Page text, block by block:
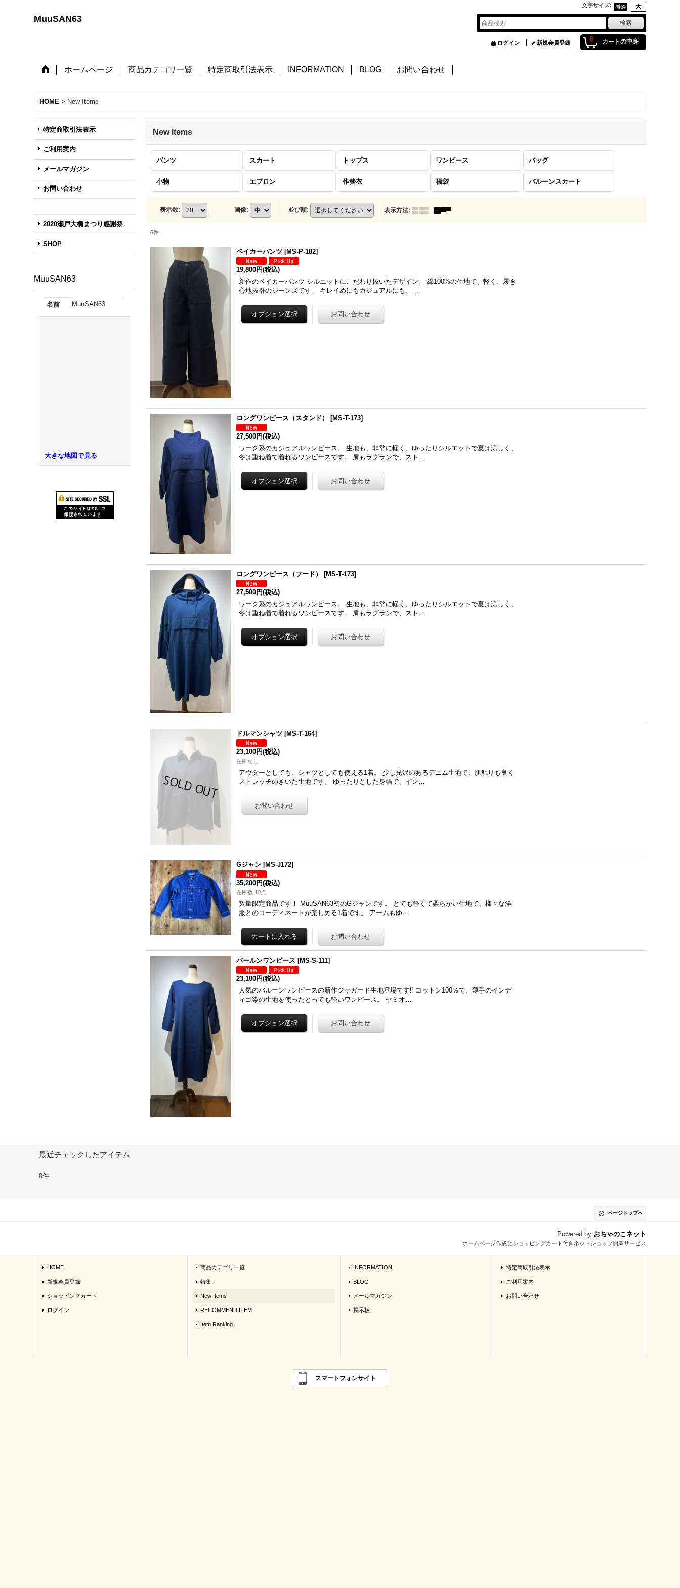
文字サイズ:
MuuSAN63
0 カートの中身
ログイン 新規会員登録
ホームページ 商品カテゴリ一覧 特定商取引法表示 INFORMATION BLOG お問い合わせ
HOME > New Items
特定商取引法表示
ご利用案内
メールマガジン
お問い合わせ
2020瀬戸大橋まつり感謝祭
SHOP
MuuSAN63
名前 MuuSAN63
大きな地図で見る
New Items
パンツ スカート トップス ワンピース バッグ
小物 エプロン 作務衣 福袋 バルーンスカート
表示数: 画像: 並び順: 表示方法:
6件
ベイカーパンツ [MS-P-182]
19,800円(税込)
新作のベイカーパンツ シルエットにこだわり抜いたデザイン。 綿100%の生地で、軽く、履き
心地抜群のジーンズです。 キレイめにもカジュアルにも、…
ロングワンピース（スタンド） [MS-T-173]
27,500円(税込)
ワーク系のカジュアルワンピース。 生地も、非常に軽く、ゆったりシルエットで夏は涼しく、
冬は重ね着で着れるワンピースです。 肩もラグランで、スト…
ロングワンピース（フード） [MS-T-173]
27,500円(税込)
ワーク系のカジュアルワンピース。 生地も、非常に軽く、ゆったりシルエットで夏は涼しく、
冬は重ね着で着れるワンピースです。 肩もラグランで、スト…
ドルマンシャツ [MS-T-164]
23,100円(税込)
在庫なし
アウターとしても、シャツとしても使える1着。 少し光沢のあるデニム生地で、肌触りも良く
ストレッチのきいた生地です。 ゆったりとした身幅で、イン…
Gジャン [MS-J172]
35,200円(税込)
在庫数 10点
数量限定商品です！ MuuSAN63初のGジャンです。 とても軽くて柔らかい生地で、様々な洋
服とのコーディネートが楽しめる1着です。 アームもゆ…
バールンワンピース [MS-S-111]
23,100円(税込)
人気のバルーンワンピースの新作ジャガード生地登場です‼︎ コットン100％で、薄手のインデ
ィゴ染の生地を使ったとっても軽いワンピース。 セミオ…
最近チェックしたアイテム
0件
ページトップへ
Powered by おちゃのこネット
ホームページ作成とショッピングカート付きネットショップ開業サービス
HOME
新規会員登録
ショッピングカート
ログイン
商品カテゴリ一覧
特集
New Items
RECOMMEND ITEM
Item Ranking
INFORMATION
BLOG
メールマガジン
掲示板
特定商取引法表示
ご利用案内
お問い合わせ
スマートフォンサイト